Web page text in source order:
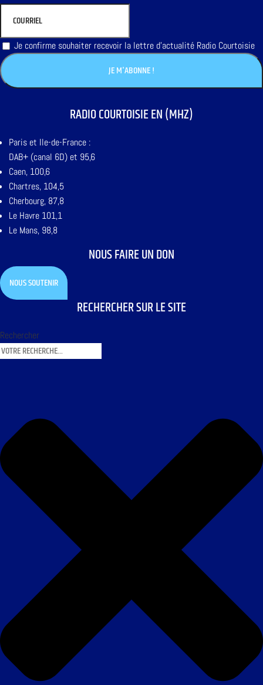
Je confirme souhaiter recevoir la lettre d'actualité Radio Courtoisie
RADIO COURTOISIE EN (MHZ)
Paris et Ile-de-France :
DAB+ (canal 6D) et 95,6
Caen, 100,6
Chartres, 104,5
Cherbourg, 87,8
Le Havre 101,1
Le Mans, 98,8
NOUS FAIRE UN DON
NOUS SOUTENIR
RECHERCHER SUR LE SITE
Rechercher